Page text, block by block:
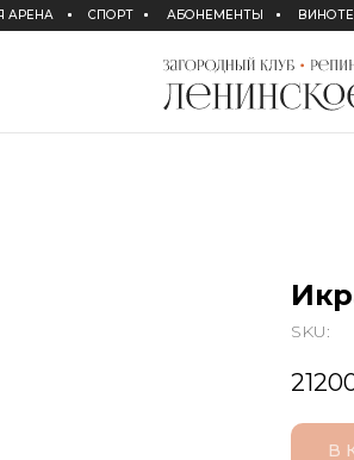
СПОРТ АБОНЕМЕНТЫ ВИНОТЕКА
SKU:
В